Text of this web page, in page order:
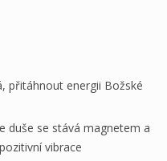
přitáhnout energii Božské
duše se stává magnetem a
vibrace